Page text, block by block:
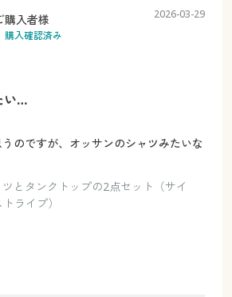
購入者様
購入確認済み
2026-03-29
い…
のですが、オッサンのシャツみたいな
とタンクトップの2点セット（サイ
ライプ）